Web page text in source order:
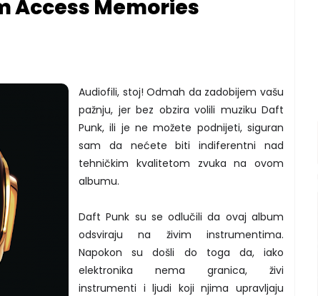
Access Memories
Audiofili, stoj! Odmah da zadobijem vašu
pažnju, jer bez obzira volili muziku Daft
Punk, ili je ne možete podnijeti, siguran
sam da nećete biti indiferentni nad
tehničkim kvalitetom zvuka na ovom
albumu.
Daft Punk su se odlučili da ovaj album
odsviraju na živim instrumentima.
Napokon su došli do toga da, iako
elektronika nema granica, živi
instrumenti i ljudi koji njima upravljaju